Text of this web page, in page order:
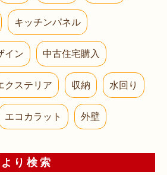
キッチンパネル
イン 中古住宅購入
クステリア 収納 水回り
エコカラット 外壁
り検索